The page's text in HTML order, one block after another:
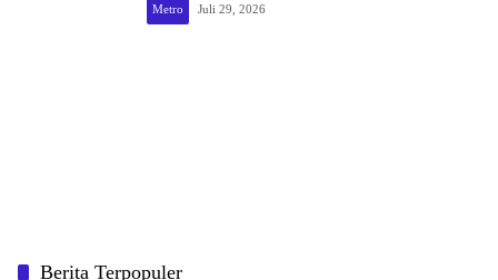
Metro Juli 29, 2026
Berita Terpopuler